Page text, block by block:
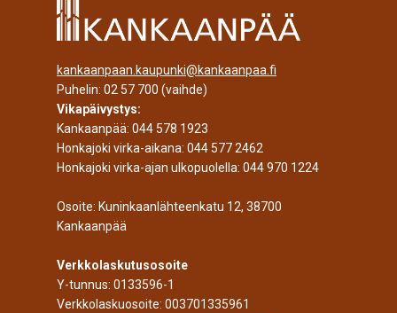
kankaanpaan.kaupunki@kankaanpaa.fi
Puhelin: 02 57 700 (vaihde)
Vikapäivystys:
Kankaanpää: 044 578 1923
Honkajoki virka-aikana: 044 577 2462
Honkajoki virka-ajan ulkopuolella: 044 970 1224
Osoite: Kuninkaanlähteenkatu 12, 38700
Kankaanpää
Verkkolaskutusosoite
Y-tunnus: 0133596-1
Verkkolaskuosoite: 003701335961